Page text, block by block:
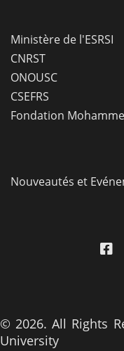
Ministère de l'ESRSI
CNRST
ONOUSC
CSEFRS
Fondation
Nouveautés et
© 2026. All Rights
University